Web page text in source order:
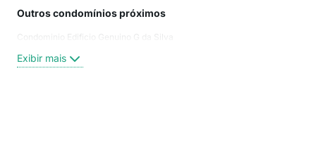
Outros condomínios próximos
Condominio Edificio Genuino G da Silva
Exibir mais